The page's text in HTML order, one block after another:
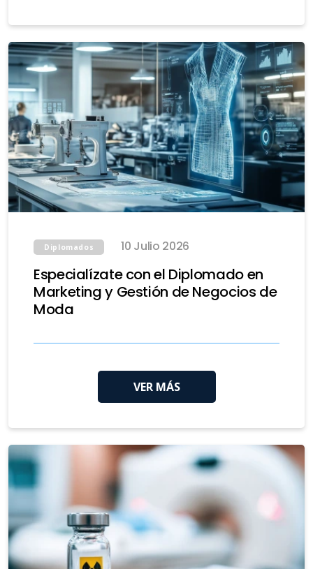
Diplomados 10 Julio 2026
Especialízate con el Diplomado en
Marketing y Gestión de Negocios de
Moda
VER MÁS